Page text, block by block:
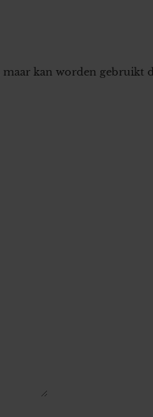
kan worden gebruikt